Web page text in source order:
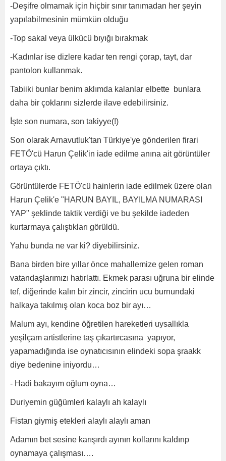
-Deşifre olmamak için hiçbir sınır tanımadan her şeyin
yapılabilmesinin mümkün olduğu
-Top sakal veya ülkücü bıyığı bırakmak
-Kadınlar ise dizlere kadar ten rengi çorap, tayt, dar
pantolon kullanmak.
Tabiiki bunlar benim aklımda kalanlar elbette bunlara
daha bir çoklarını sizlerde ilave edebilirsiniz.
İşte son numara, son takiyye(!)
Son olarak Arnavutluk'tan Türkiye'ye gönderilen firari
FETÖ'cü Harun Çelik'in iade edilme anına ait görüntüler
ortaya çıktı.
Görüntülerde FETÖ'cü hainlerin iade edilmek üzere olan
Harun Çelik'e "HARUN BAYIL, BAYILMA NUMARASI
YAP" şeklinde taktik verdiği ve bu şekilde iadeden
kurtarmaya çalıştıkları görüldü.
Yahu bunda ne var ki? diyebilirsiniz.
Bana birden bire yıllar önce mahallemize gelen roman
vatandaşlarımızı hatırlattı. Ekmek parası uğruna bir elinde
tef, diğerinde kalın bir zincir, zincirin ucu burnundaki
halkaya takılmış olan koca boz bir ayı…
Malum ayı, kendine öğretilen hareketleri uysallıkla
yeşilçam artistlerine taş çıkartırcasına yapıyor,
yapamadığında ise oynatıcısının elindeki sopa şraakk
diye bedenine iniyordu…
- Hadi bakayım oğlum oyna…
Duriyemin güğümleri kalaylı ah kalaylı
Fistan giymiş etekleri alaylı alaylı aman
Adamın bet sesine karışırdı ayının kollarını kaldırıp
oynamaya çalışması….